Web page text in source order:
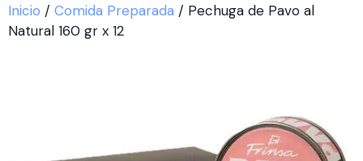
Inicio / Comida Preparada / Pechuga de Pavo al
Natural 160 gr x 12